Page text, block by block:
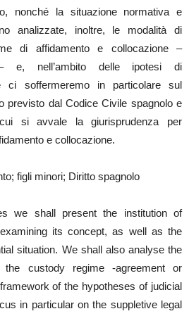
nonché la situazione normativa e
analizzate, inoltre, le modalità di
di affidamento e collocazione –
e, nell’ambito delle ipotesi di
ci soffermeremo in particolare sul
previsto dal Codice Civile spagnolo e
si avvale la giurisprudenza per
e collocazione.
figli minori; Diritto spagnolo
we shall present the institution of
its concept, as well as the
situation. We shall also analyse the
the custody regime -agreement or
of the hypotheses of judicial
in particular on the suppletive legal